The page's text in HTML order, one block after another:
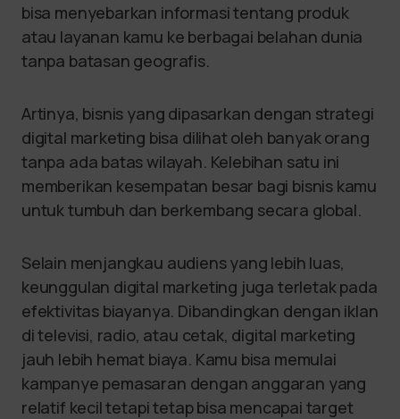
bisa menyebarkan informasi tentang produk
atau layanan kamu ke berbagai belahan dunia
tanpa batasan geografis.
Artinya, bisnis yang dipasarkan dengan strategi
digital marketing bisa dilihat oleh banyak orang
tanpa ada batas wilayah. Kelebihan satu ini
memberikan kesempatan besar bagi bisnis kamu
untuk tumbuh dan berkembang secara global.
Selain menjangkau audiens yang lebih luas,
keunggulan digital marketing juga terletak pada
efektivitas biayanya. Dibandingkan dengan iklan
di televisi, radio, atau cetak, digital marketing
jauh lebih hemat biaya. Kamu bisa memulai
kampanye pemasaran dengan anggaran yang
relatif kecil tetapi tetap bisa mencapai target